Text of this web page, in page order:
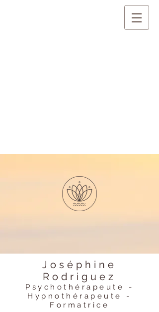
Joséphine
Rodriguez
Psychothérapeute -
Hypnothérapeute -
Formatrice